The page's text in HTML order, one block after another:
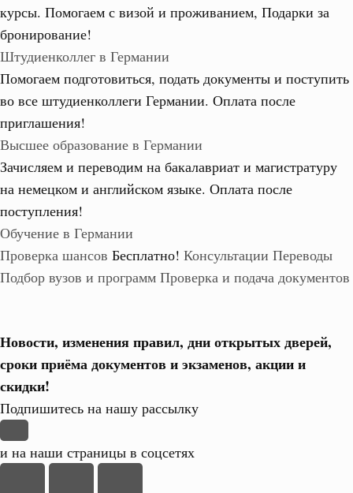
курсы. Помогаем с визой и проживанием, Подарки за
бронирование!
Штудиенколлег в Германии
Помогаем подготовиться, подать документы и поступить
во все штудиенколлеги Германии. Оплата после
приглашения!
Высшее образование в Германии
Зачисляем и переводим на бакалавриат и магистратуру
на немецком и английском языке. Оплата после
поступления!
Обучение в Германии
Проверка шансов Бесплатно! Консультации Переводы
Подбор вузов и программ Проверка и подача документов
Новости, изменения правил, дни открытых дверей,
сроки приёма документов и экзаменов, акции и
скидки!
Подпишитесь на нашу рассылку
и на наши страницы в соцсетях